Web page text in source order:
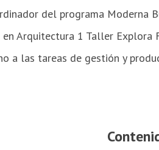
del programa Moderna
Arquitectura 1 Taller
a las tareas de gestión y